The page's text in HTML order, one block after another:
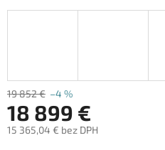
19 852 € –4 %
18 899 €
15 365,04 € bez DPH